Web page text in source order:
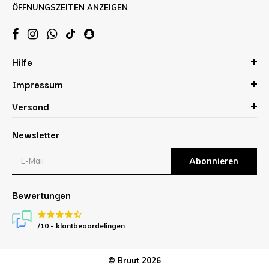
ÖFFNUNGSZEITEN ANZEIGEN
Hilfe
Impressum
Versand
Newsletter
Abonnieren
Bewertungen
/10 - klantbeoordelingen
© Bruut 2026